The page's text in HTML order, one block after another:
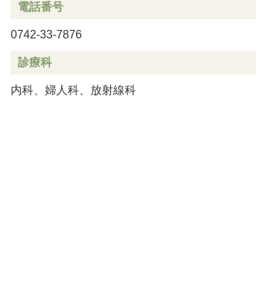
電話番号
0742-33-7876
診療科
内科、婦人科、放射線科